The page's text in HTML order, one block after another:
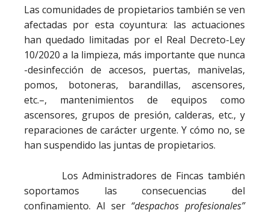
Las comunidades de propietarios también se ven
afectadas por esta coyuntura: las actuaciones
han quedado limitadas por el Real Decreto-Ley
10/2020 a la limpieza, más importante que nunca
-desinfección de accesos, puertas, manivelas,
pomos, botoneras, barandillas, ascensores,
etc.–, mantenimientos de equipos como
ascensores, grupos de presión, calderas, etc., y
reparaciones de carácter urgente. Y cómo no, se
han suspendido las juntas de propietarios.
Los Administradores de Fincas también
soportamos las consecuencias del
confinamiento. Al ser “despachos profesionales”